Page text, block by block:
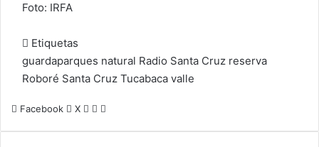
Foto: IRFA
Etiquetas
guardaparques natural Radio Santa Cruz reserva
Roboré Santa Cruz Tucabaca valle
Facebook X
L W